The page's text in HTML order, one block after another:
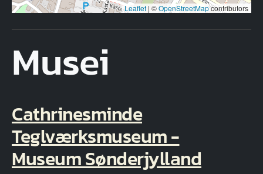
Leaflet | ©OpenStreetMapcontributors
Musei
Cathrinesminde
Teglværksmuseum -
Museum Sønderjylland